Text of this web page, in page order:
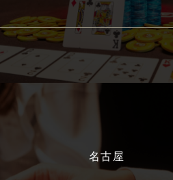
名古屋